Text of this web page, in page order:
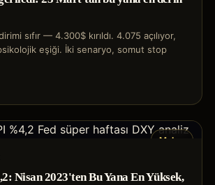
sıfır — 4.300$ kırıldı. 4.075 açılıyor,
eşiği. İki senaryo, somut stop
Makro
Nisan 2023'ten Bu Yana En Yüksek,